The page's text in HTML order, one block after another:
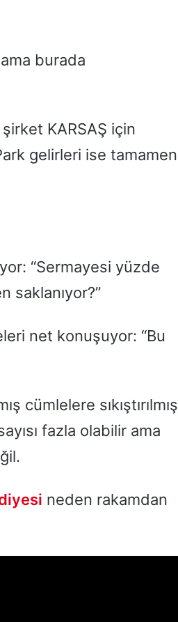
burada
KARSAŞ için
gelirleri ise tamamen
“Sermayesi yüzde
saklanıyor?”
net konuşuyor: “Bu
cümlelere sıkıştırılmış
fazla olabilir ama
neden rakamdan